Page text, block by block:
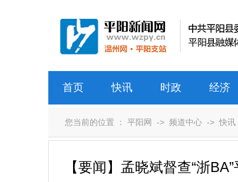
首页 快讯 时政 经济
您当前的位置 ： 平阳网 -> 频道中心 -> 快讯
【要闻】孟晓斌督查“浙